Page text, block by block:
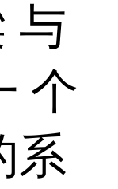
与
个
系